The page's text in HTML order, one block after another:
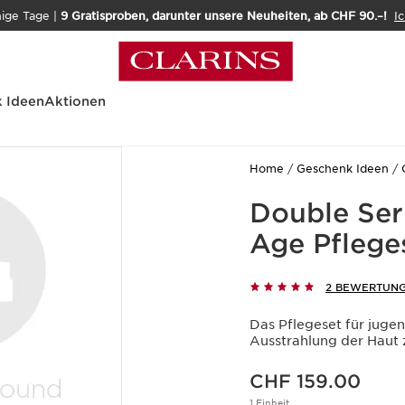
Tage | 9 Gratisproben, darunter unsere Neuheiten, ab CHF 90.–!
IdeenAktionen
Home Geschenk Ideen
Double
Age
2
Das Pflegeset für
Ausstrahlung der Haut
Aktueller Preis CHF 159.00
CHF 159.00
1 Einheit